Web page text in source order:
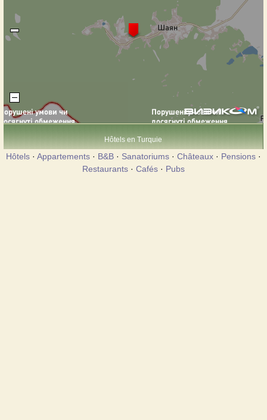
Hôtels en Turquie
Hôtels · Appartements · B&B · Sanatoriums · Châteaux · Pensions ·
Restaurants · Cafés · Pubs